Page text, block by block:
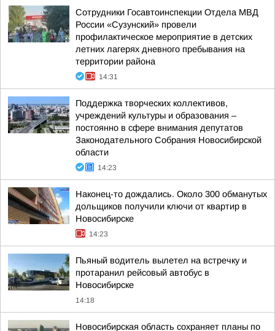
Сотрудники Госавтоинспекции Отдела МВД
России «Сузунский» провели
профилактическое мероприятие в детских
летних лагерях дневного пребывания на
территории района
14:31
Поддержка творческих коллективов,
учреждений культуры и образования –
постоянно в сфере внимания депутатов
Законодательного Собрания Новосибирской
области
14:23
Наконец-то дождались. Около 300 обманутых
дольщиков получили ключи от квартир в
Новосибирске
14:23
Пьяный водитель вылетел на встречку и
протаранил рейсовый автобус в
Новосибирске
14:18
Новосибирская область сохраняет планы по